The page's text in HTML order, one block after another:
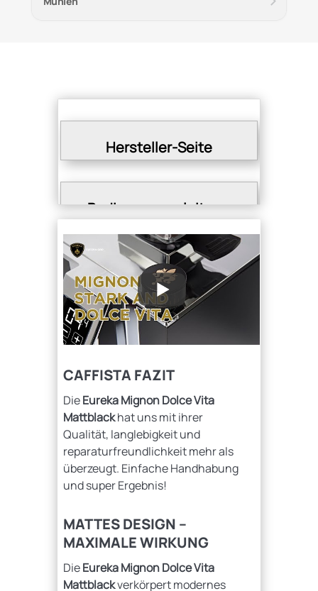
Hersteller-Seite
Bedienungsanleitung
EUREKA SCHEIBEN
Caffista Clip Portafilter
CAFFISTA FAZIT
DieEureka Mignon Dolce Vita
Mattblackhat uns mit ihrer
Qualität, langlebigkeit und
reparaturfreundlichkeit mehr als
überzeugt. Einfache Handhabung
und super Ergebnis!
MATTES DESIGN –
MAXIMALE WIRKUNG
DieEureka Mignon Dolce Vita
Mattblackverkörpert modernes